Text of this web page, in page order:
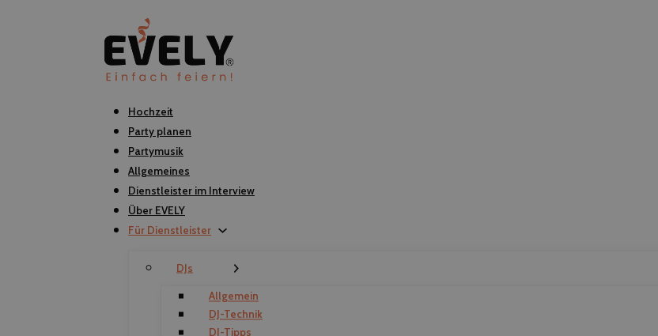
Hochzeit
Party planen
Partymusik
Allgemeines
Dienstleister im Interview
Über EVELY
Für Dienstleister
DJs
Allgemein
DJ-Technik
DJ-Tipps